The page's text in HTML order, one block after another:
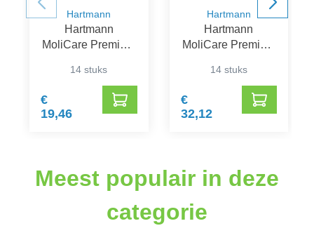
Hartmann
Hartmann
MoliCare Premium
S
14 stuks
€
19,46
Hartmann
Hartmann
MoliCare Premium
Druppels XL
14 stuks
€
32,12
Meest populair in deze
categorie